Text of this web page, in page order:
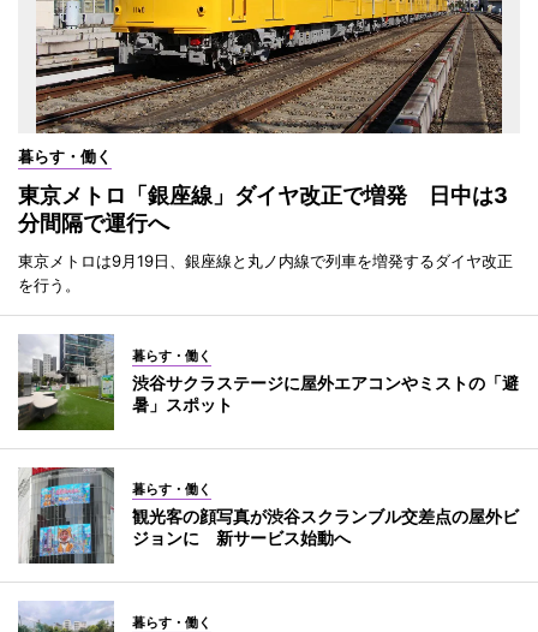
暮らす・働く
東京メトロ「銀座線」ダイヤ改正で増発 日中は3
分間隔で運行へ
東京メトロは9月19日、銀座線と丸ノ内線で列車を増発するダイヤ改正
を行う。
暮らす・働く
渋谷サクラステージに屋外エアコンやミストの「避
暑」スポット
暮らす・働く
観光客の顔写真が渋谷スクランブル交差点の屋外ビ
ジョンに 新サービス始動へ
暮らす・働く